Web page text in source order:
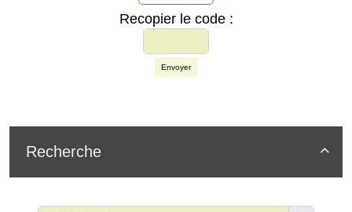
Recopier le code :
Envoyer

Recherche